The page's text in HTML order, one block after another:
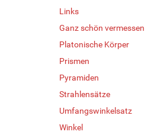
Links
Ganz schön vermessen
Platonische Körper
Prismen
Pyramiden
Strahlensätze
Umfangswinkelsatz
Winkel